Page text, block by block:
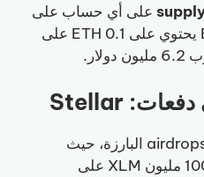
على أي حساب على
blockchain الـ Ethereum يحتوي على 0.1 ETH على
نفّذت Stellar اثنين من الـ airdrops البارزة، حيث
وزّعت 400 مليون XLM و100 مليون XLM على